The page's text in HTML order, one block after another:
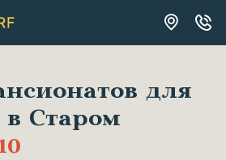
для
Старом